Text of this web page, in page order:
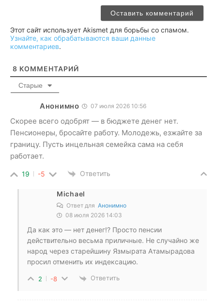
Этот сайт использует Akismet для борьбы со спамом.
Узнайте, как обрабатываются ваши данные
комментариев.
8 КОММЕНТАРИЙ
Старые
Анонимно 07 июля 2026 10:56
Скорее всего одобрят — в бюджете денег нет.
Пенсионеры, бросайте работу. Молодежь, езжайте за
границу. Пусть инцельная семейка сама на себя
работает.
19 -5 Ответить
Michael
Ответ для Анонимно
08 июля 2026 14:03
Да как это — нет денег!? Просто пенсии
действительно весьма приличные. Не случайно же
народ через старейшину Язмырата Атамырадова
просил отменить их индексацию.
2 -8 Ответить